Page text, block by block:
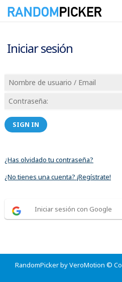
Iniciar sesión
SIGN IN
¿Has olvidado tu contraseña?
¿No tienes una cuenta? ¡Regístrate!
Iniciar sesión con Google
RandomPicker by VeroMotion ©